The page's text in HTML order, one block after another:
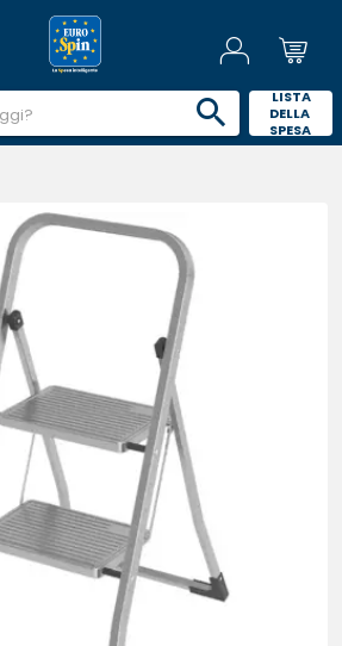
LISTA
DELLA
SPESA